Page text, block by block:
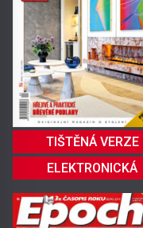
TIŠTĚNÁ VERZE
ELEKTRONICKÁ